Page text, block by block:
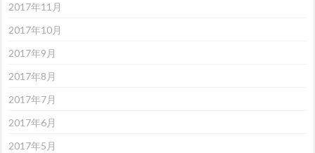
2017年11月
2017年10月
2017年9月
2017年8月
2017年7月
2017年6月
2017年5月